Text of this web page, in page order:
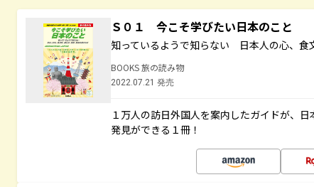
Ｓ０１ 今こそ学びたい日本のこと
知っているようで知らない 日本人の心、食
BOOKS 旅の読み物
2022.07.21 発売
１万人の訪日外国人を案内したガイドが、
発見ができる１冊！